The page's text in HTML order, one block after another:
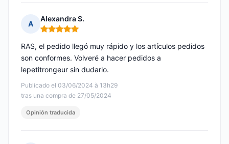
A
Alexandra S.
Nota: 5 de 5
Publicado el 03/06/2024 à 13h29
tras una compra de 27/05/2024
RAS, el pedido llegó muy rápido y los artículos pedidos
son conformes. Volveré a hacer pedidos a
lepetitrongeur sin dudarlo.
Opinión traducida